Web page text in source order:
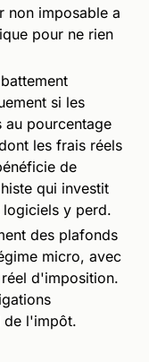
non imposable a
pour ne rien
si les
au pourcentage
les frais réels
de
qui investit
y perd.
des plafonds
micro, avec
d'imposition.
de l'impôt.